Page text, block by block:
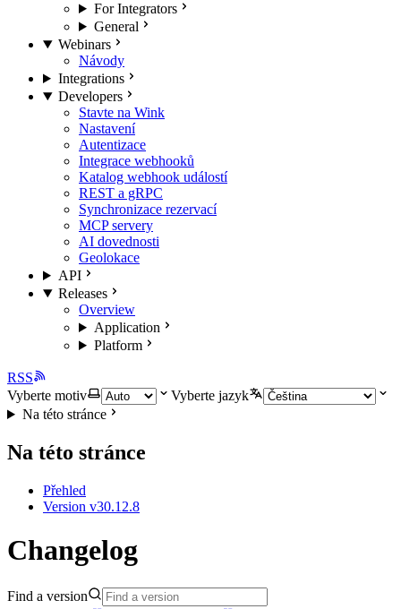
For Integrators
General
Webinars
Návody
Integrations
Developers
Stavte na Wink
Nastavení
Autentizace
Integrace webhooků
Katalog webhook událostí
REST a gRPC
Synchronizace rezervací
MCP servery
AI dovednosti
Geolokace
API
Releases
Overview
Application
Platform
RSS
Vyberte motiv
Vyberte jazyk
Na této stránce
Na této stránce
Přehled
Version v30.12.8
Changelog
Find a version